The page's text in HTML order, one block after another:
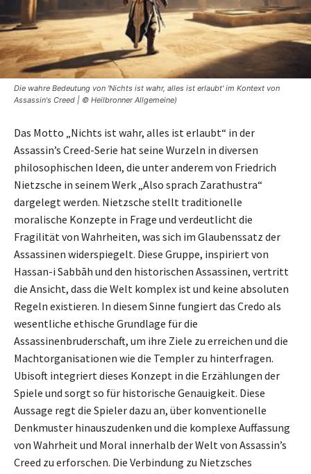
Die wahre Bedeutung von 'Nichts ist wahr, alles ist erlaubt' im Kontext von
Assassin's Creed | © Heilbronner Allgemeine)
Das Motto „Nichts ist wahr, alles ist erlaubt“ in der
Assassin’s Creed-Serie hat seine Wurzeln in diversen
philosophischen Ideen, die unter anderem von Friedrich
Nietzsche in seinem Werk „Also sprach Zarathustra“
dargelegt werden. Nietzsche stellt traditionelle
moralische Konzepte in Frage und verdeutlicht die
Fragilität von Wahrheiten, was sich im Glaubenssatz der
Assassinen widerspiegelt. Diese Gruppe, inspiriert von
Hassan-i Sabbāh und den historischen Assassinen, vertritt
die Ansicht, dass die Welt komplex ist und keine absoluten
Regeln existieren. In diesem Sinne fungiert das Credo als
wesentliche ethische Grundlage für die
Assassinenbruderschaft, um ihre Ziele zu erreichen und die
Machtorganisationen wie die Templer zu hinterfragen.
Ubisoft integriert dieses Konzept in die Erzählungen der
Spiele und sorgt so für historische Genauigkeit. Diese
Aussage regt die Spieler dazu an, über konventionelle
Denkmuster hinauszudenken und die komplexe Auffassung
von Wahrheit und Moral innerhalb der Welt von Assassin’s
Creed zu erforschen. Die Verbindung zu Nietzsches